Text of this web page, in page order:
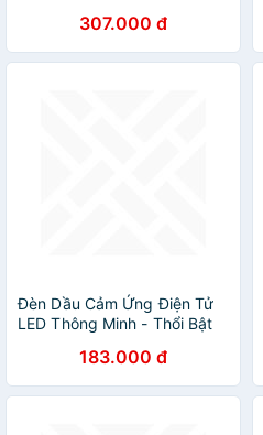
hợp hình voi và chim, cảm
ứng trên thân đèn, đổi màu
ánh sáng, tăng giảm cường
307.000 đ
Đèn Dầu Cảm Ứng Điện Tử
LED Thông Minh - Thổi Bật
183.000 đ